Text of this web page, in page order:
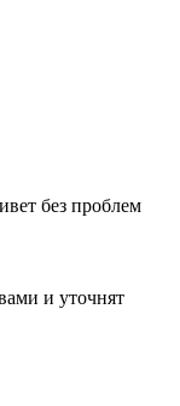
без проблем
и уточнят